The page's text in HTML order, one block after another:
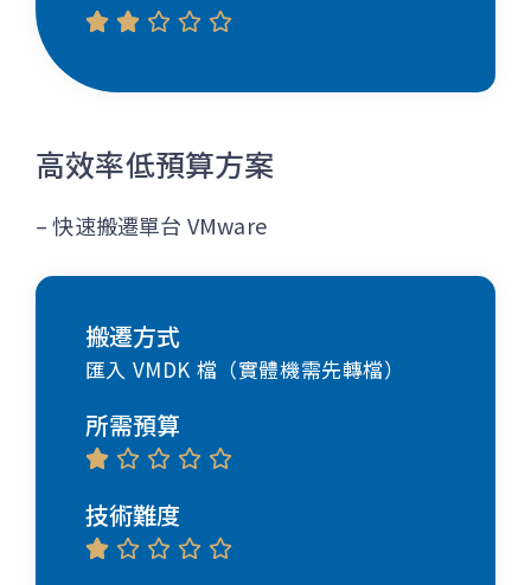
    
高效率低預算方案
– 快速搬遷單台 VMware
搬遷方式
匯入 VMDK 檔 （實體機需先轉檔）
所需預算
    
技術難度
    